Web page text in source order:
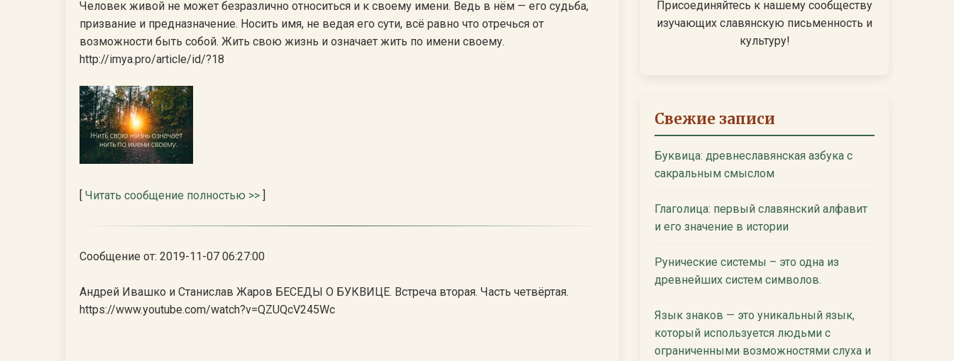
Человек живой не может безразлично относиться и к своему имени. Ведь в нём — его судьба,
призвание и предназначение. Носить имя, не ведая его сути, всё равно что отречься от
возможности быть собой. Жить свою жизнь и означает жить по имени своему.
http://imya.pro/article/id/?18
[ Читать сообщение полностью >> ]
Сообщение от: 2019-11-07 06:27:00
Андрей Ивашко и Станислав Жаров БЕСЕДЫ О БУКВИЦЕ. Встреча вторая. Часть четвёртая.
https://www.youtube.com/watch?v=QZUQcV245Wc
Присоединяйтесь к нашему сообществу
изучающих славянскую письменность и
культуру!
Свежие записи
Буквица: древнеславянская азбука с
сакральным смыслом
Глаголица: первый славянский алфавит
и его значение в истории
Рунические системы – это одна из
древнейших систем символов.
Язык знаков — это уникальный язык,
который используется людьми с
ограниченными возможностями слуха и